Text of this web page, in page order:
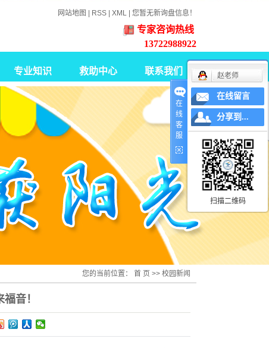
网站地图 RSS XML 您暂无新询盘信息！
专家咨询热线
13722988922
专业知识
智力障碍康复知识
脑瘫康复知识
职业重建
救助中心 联系我们
您的当前位置： 首 页 >> 校园新闻
音！
在
线
客
服
赵老师
在线留言
分享到...
扫描二维码